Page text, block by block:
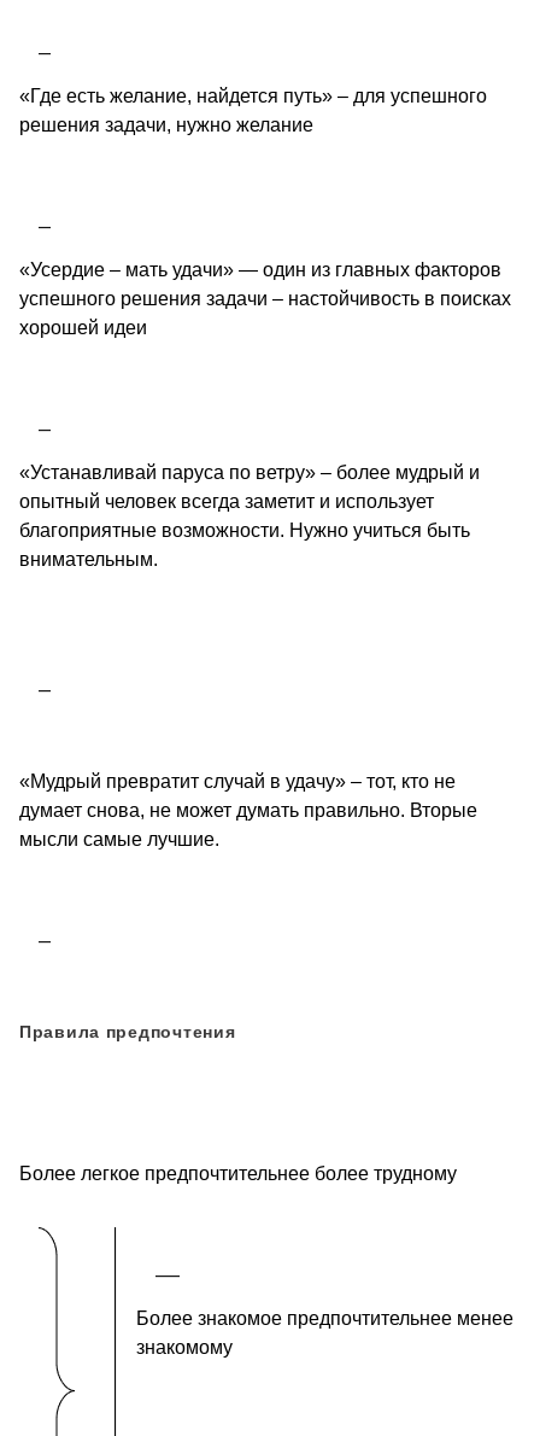
«Где есть желание, найдется путь» – для успешного
решения задачи, нужно желание
«Усердие – мать удачи» — один из главных факторов
успешного решения задачи – настойчивость в поисках
хорошей идеи
«Устанавливай паруса по ветру» – более мудрый и
опытный человек всегда заметит и использует
благоприятные возможности. Нужно учиться быть
внимательным.
«Мудрый превратит случай в удачу» – тот, кто не
думает снова, не может думать правильно. Вторые
мысли самые лучшие.
Правила предпочтения
Более легкое предпочтительнее более трудному
Более знакомое предпочтительнее менее
знакомому